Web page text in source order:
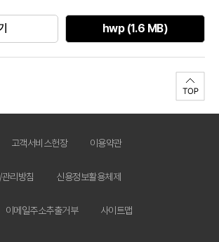
hwp (1.6 MB)
고객서비스헌장 이용약관
리방침 신용정보활용체제
이메일주소추출거부 사이트맵